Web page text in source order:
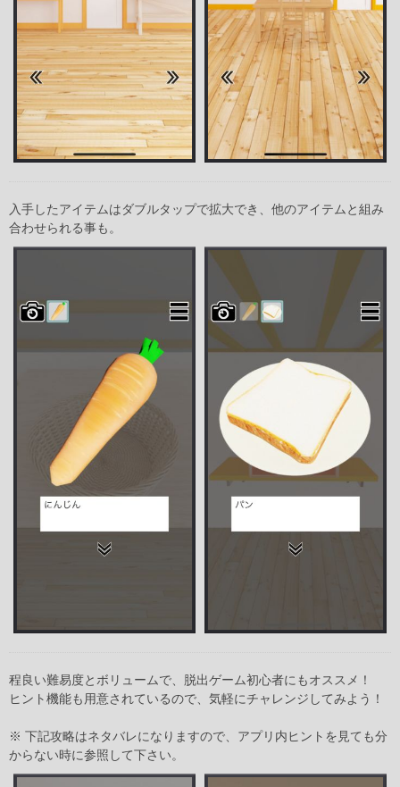
入手したアイテムはダブルタップで拡大でき、他のアイテムと組み
合わせられる事も。
程良い難易度とボリュームで、脱出ゲーム初心者にもオススメ！
ヒント機能も用意されているので、気軽にチャレンジしてみよう！
※ 下記攻略はネタバレになりますので、アプリ内ヒントを見ても分
からない時に参照して下さい。